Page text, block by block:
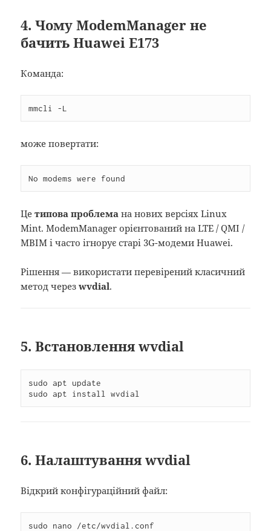
4. Чому ModemManager не
бачить Huawei E173
Команда:
mmcli -L
може повертати:
No modems were found
Цетипова проблема на нових версіях Linux
Mint. ModemManager орієнтований на LTE / QMI /
MBIM і часто ігнорує старі 3G-модеми Huawei.
Рішення — використати перевірений класичний
метод черезwvdial.
5. Встановлення wvdial
sudo apt update
sudo apt install wvdial
6. Налаштування wvdial
Відкрий конфігураційний файл:
sudo nano /etc/wvdial.conf